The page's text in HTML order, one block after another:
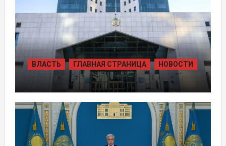
ВЛАСТЬ ГЛАВНАЯ СТРАНИЦА НОВОСТИ
ЖАМБЫЛЬСКОЙ ОБЛАСТИ БОЛЕЕ 80
ТЫСЯЧ ЖИТЕЛЕЙ ОБЕСПЕЧИЛИ
ГАЗОМ ЗА СЧЁТ ВОЗВРАЩЁННЫХ
АКТИВОВ